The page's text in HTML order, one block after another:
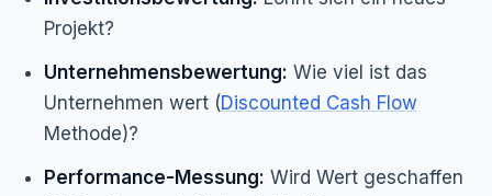
Projekt?
Unternehmensbewertung: Wie viel ist das
Unternehmen wert (Discounted Cash Flow
Methode)?
Performance-Messung: Wird Wert geschaffen